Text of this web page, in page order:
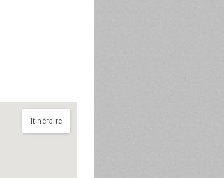
Itinéraire